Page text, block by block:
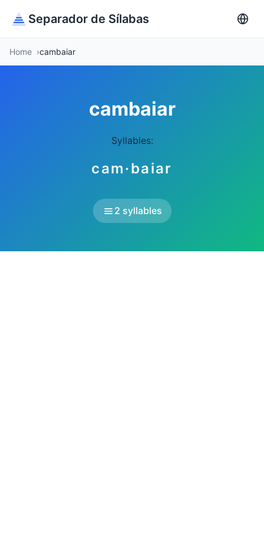
Separador de Sílabas
Home cambaiar
cambaiar
Syllables:
cam·baiar
2 syllables